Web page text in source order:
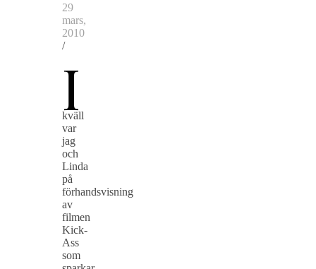
29
mars,
2010
/
I
kväll
var
jag
och
Linda
på
förhandsvisning
av
filmen
Kick-
Ass
som